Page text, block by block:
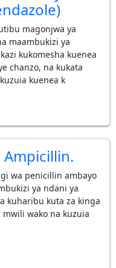
magonjwa ya
maambukizi ya
kukomesha kuenea
chanzo, na kukata
kuenea k
Ampicillin.
wa penicillin ambayo
ya ndani ya
kuharibu kuta za kinga
wako na kuzuia